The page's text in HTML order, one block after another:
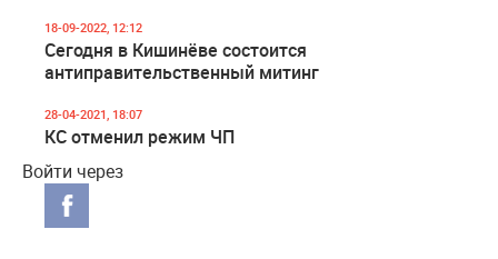
18-09-2022, 12:12
Сегодня в Кишинёве состоится
антиправительственный митинг
28-04-2021, 18:07
КС отменил режим ЧП
Войти через